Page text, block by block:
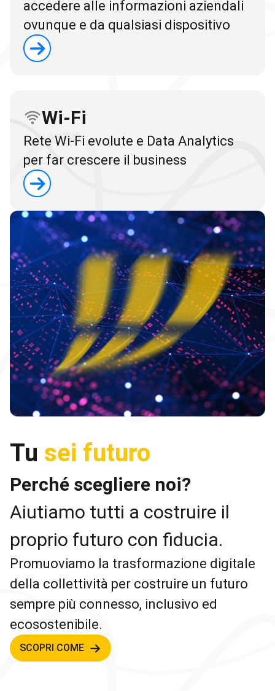
accedere alle informazioni aziendali
ovunque e da qualsiasi dispositivo
Wi-Fi
Rete Wi-Fi evolute e Data Analytics
per far crescere il business
Tu sei futuro
Perché scegliere noi?
Aiutiamo tutti a costruire il
proprio futuro con fiducia.
Promuoviamo la trasformazione digitale
della collettività per costruire un futuro
sempre più connesso, inclusivo ed
ecosostenibile.
SCOPRI COME